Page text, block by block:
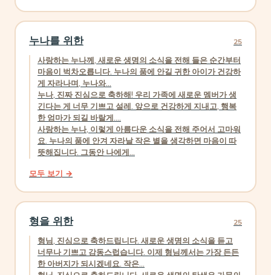
누나를 위한 25
사랑하는 누나께, 새로운 생명의 소식을 전해 들은 순간부터
마음이 벅차오릅니다. 누나의 품에 안길 귀한 아이가 건강하
게 자라나며, 누나와...
누나, 진짜 진심으로 축하해! 우리 가족에 새로운 멤버가 생
긴다는 게 너무 기쁘고 설레. 앞으로 건강하게 지내고, 행복
한 엄마가 되길 바랄게....
사랑하는 누나, 이렇게 아름다운 소식을 전해 주어서 고마워
요. 누나의 품에 안겨 자라날 작은 별을 생각하면 마음이 따
뜻해집니다. 그동안 나에게...
모두 보기 →
형을 위한 25
형님, 진심으로 축하드립니다. 새로운 생명의 소식을 듣고
너무나 기쁘고 감동스럽습니다. 이제 형님께서는 가장 든든
한 아버지가 되시겠네요. 작은...